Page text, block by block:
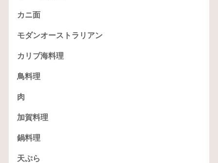
カニ面
モダンオーストラリアン
カリブ海料理
鳥料理
肉
加賀料理
鍋料理
天ぷら